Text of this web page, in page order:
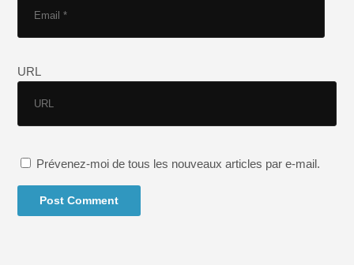
URL
Prévenez-moi de tous les nouveaux articles par e-mail.